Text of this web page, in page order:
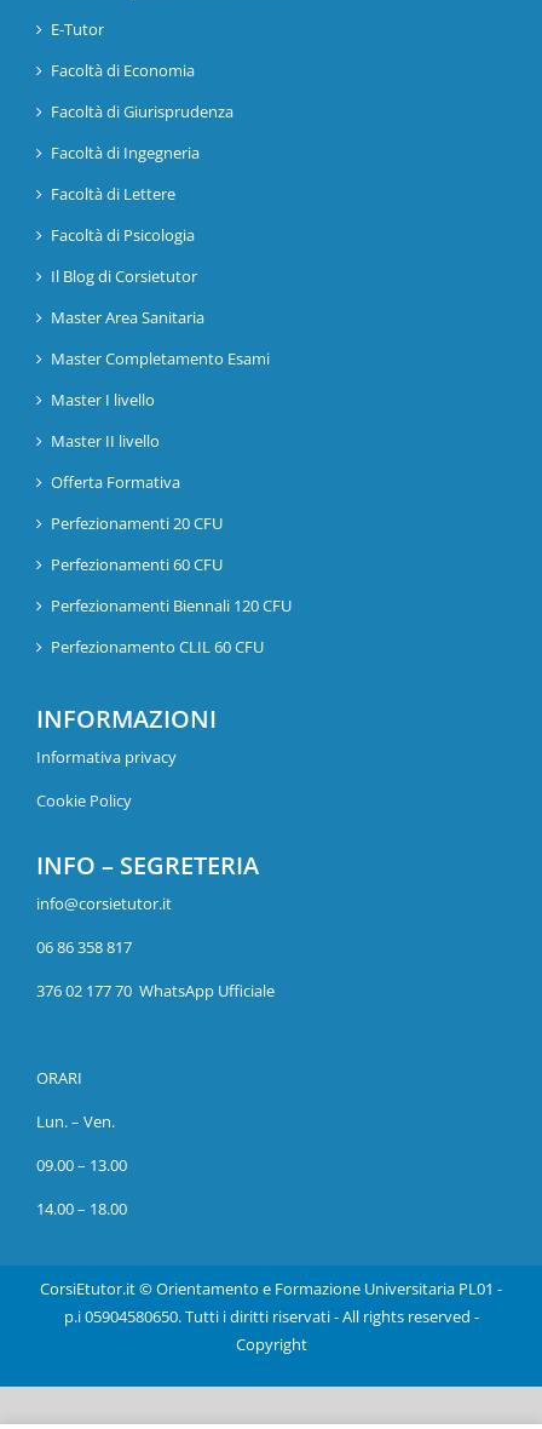
E-Tutor
Facoltà di Economia
Facoltà di Giurisprudenza
Facoltà di Ingegneria
Facoltà di Lettere
Facoltà di Psicologia
Il Blog di Corsietutor
Master Area Sanitaria
Master Completamento Esami
Master I livello
Master II livello
Offerta Formativa
Perfezionamenti 20 CFU
Perfezionamenti 60 CFU
Perfezionamenti Biennali 120 CFU
Perfezionamento CLIL 60 CFU
INFORMAZIONI
Informativa privacy
Cookie Policy
INFO – SEGRETERIA
info@corsietutor.it
06 86 358 817
376 02 177 70 WhatsApp Ufficiale
ORARI
Lun. – Ven.
09.00 – 13.00
14.00 – 18.00
CorsiEtutor.it © Orientamento e Formazione Universitaria PL01 -
p.i 05904580650. Tutti i diritti riservati - All rights reserved -
Copyright